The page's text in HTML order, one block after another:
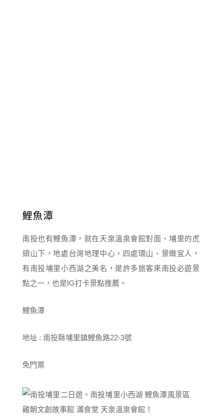
鯉魚潭
南投也有鯉魚潭，就在天泉溫泉會館對面、埔里的虎
頭山下，地處台灣地理中心，四處環山、景緻宜人，
有南投埔里小西湖之美名，是許多旅客來南投必遊景
點之一，也是IG打卡景點推薦。
鯉魚潭
地址 : 南投縣埔里鎮鯉魚路22-3號
免門票